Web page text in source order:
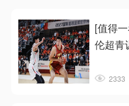
[值得
伦超青
2333